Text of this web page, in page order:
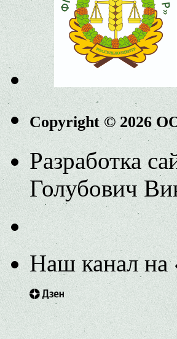
Copyright © 2026
Разработка
Голубович
Наш канал на